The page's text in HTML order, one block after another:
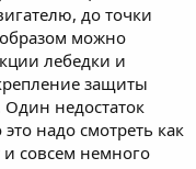
до точки
можно
лебедки и
защиты
Один недостаток
надо смотреть как
и совсем немного